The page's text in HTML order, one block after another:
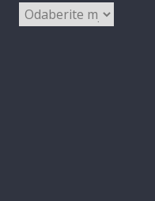
Arhiva
vijesti